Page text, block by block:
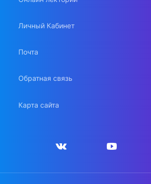
Личный Кабинет
Почта
Обратная связь
Карта сайта